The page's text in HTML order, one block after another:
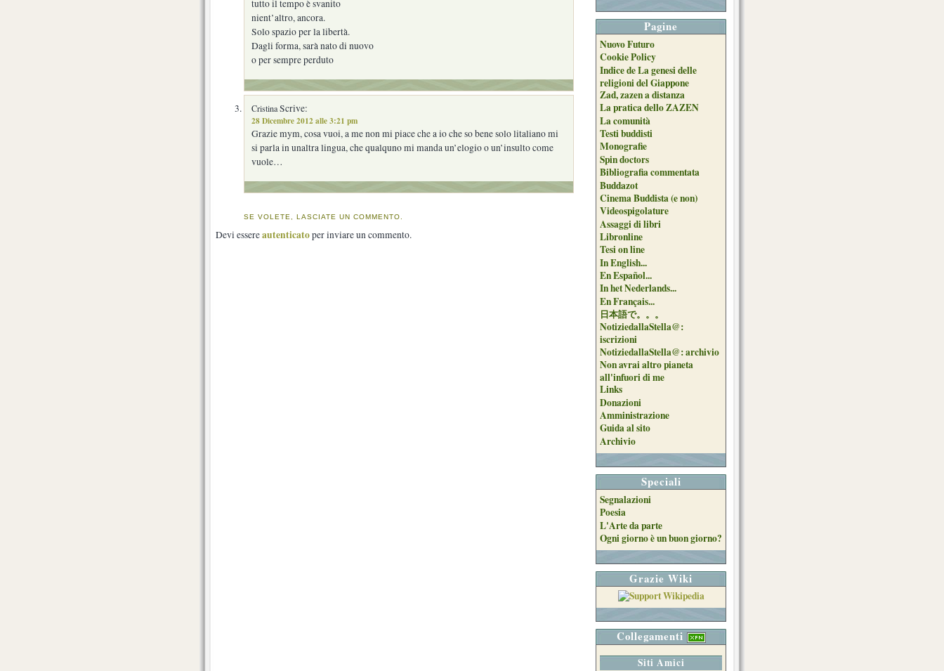
tutto il tempo è svanito
nient’altro, ancora.
Solo spazio per la libertà.
Dagli forma, sarà nato di nuovo
o per sempre perduto
CristinaScrive:
28 Dicembre 2012 alle 3:21 pm
Grazie mym, cosa vuoi, a me non mi piace che a io che so bene solo litaliano mi
si parla in unaltra lingua, che qualquno mi manda un’elogio o un’insulto come
vuole…
SE VOLETE, LASCIATE UN COMMENTO.
Devi essereautenticatoper inviare un commento.
Pagine
Nuovo Futuro
Cookie Policy
Indice de La genesi delle
religioni del Giappone
Zad, zazen a distanza
La pratica dello ZAZEN
La comunità
Testi buddisti
Monografie
Spin doctors
Bibliografia commentata
Buddazot
Cinema Buddista (e non)
Videospigolature
Assaggi di libri
Libronline
Tesi on line
In English...
En Español...
In het Nederlands...
En Français...
日本語で。。。
NotiziedallaStella@:
iscrizioni
NotiziedallaStella@: archivio
Non avrai altro pianeta
all'infuori di me
Links
Donazioni
Amministrazione
Guida al sito
Archivio
Speciali
Segnalazioni
Poesia
L'Arte da parte
Ogni giorno è un buon giorno?
Grazie Wiki
Collegamenti
Siti Amici